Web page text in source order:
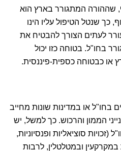
שההורה המתגורר בארץ הוא
כך שנטל הטיפול עליו הינו
לעתים הצורך להבטיח את
בחו"ל. בטוחה כזו יכול
כבטוחה כספית-פיננסית.
בחו"ל או במדינות שונות מחייב
הממון והרכוש. כך למשל, יש
סוציאליות ופנסיוניות,
במקרקעין ובמטלטלין, לרבות